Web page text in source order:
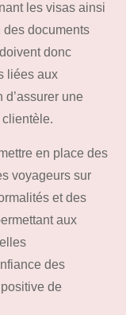
les visas ainsi
des documents
donc
liées aux
d’assurer une
en place des
voyageurs sur
et des
aux
des
de